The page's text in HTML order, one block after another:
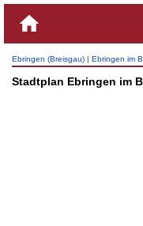
Ebringen (Breisgau) | Ebringen im
Stadtplan Ebringen im